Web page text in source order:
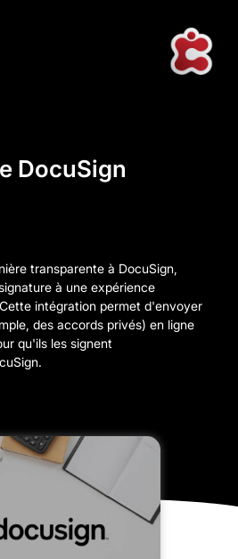
DocuSign
transparente à DocuSign,
à une expérience
intégration permet d'envoyer
des accords privés) en ligne
qu'ils les signent